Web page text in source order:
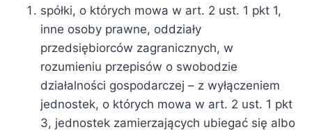
spółki, o których mowa w art. 2 ust. 1 pkt 1,
inne osoby prawne, oddziały
przedsiębiorców zagranicznych, w
rozumieniu przepisów o swobodzie
działalności gospodarczej – z wyłączeniem
jednostek, o których mowa w art. 2 ust. 1 pkt
3, jednostek zamierzających ubiegać się albo